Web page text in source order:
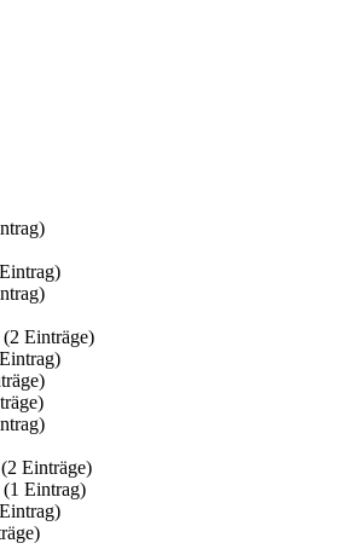
(2 Einträge)
Einträge)
(1 Eintrag)